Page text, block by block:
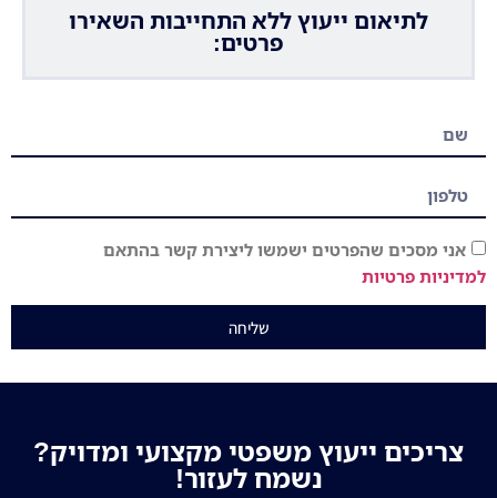
לתיאום ייעוץ ללא התחייבות השאירו
פרטים:
אני מסכים שהפרטים ישמשו ליצירת קשר בהתאם
למדיניות פרטיות
שליחה
צריכים ייעוץ משפטי מקצועי ומדויק?
נשמח לעזור!